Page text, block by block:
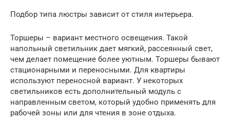
Подбор типа люстры зависит от стиля интерьера.
Торшеры – вариант местного освещения. Такой
напольный светильник дает мягкий, рассеянный свет,
чем делает помещение более уютным. Торшеры бывают
стационарными и переносными. Для квартиры
используют переносной вариант. У некоторых
светильников есть дополнительный модуль с
направленным светом, который удобно применять для
рабочей зоны или для чтения в зоне отдыха.